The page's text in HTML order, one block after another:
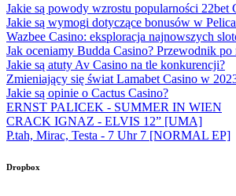
Jakie są powody wzrostu popularności 22bet
Jakie są wymogi dotyczące bonusów w
Wazbee Casino: eksploracja najnowszych
Jak oceniamy Budda Casino? Przewodnik po
Jakie są atuty Av Casino na tle konkurencji?
Zmieniający się świat Lamabet Casino w
Jakie są opinie o Cactus Casino?
ERNST PALICEK - SUMMER IN WIEN
CRACK IGNAZ - ELVIS 12” [UMA]
P.tah, Mirac, Testa - 7 Uhr 7 [NORMAL EP]
Dropbox